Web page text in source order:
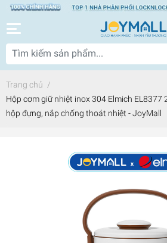
Trang chủ /
Hộp cơm giữ nhiệt inox 304 Elmich EL8377
hộp đựng, nắp chống thoát nhiệt - JoyMall